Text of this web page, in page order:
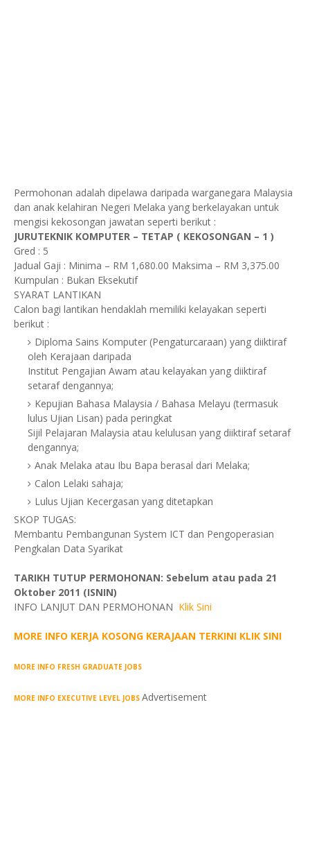
Permohonan adalah dipelawa daripada warganegara Malaysia
dan anak kelahiran Negeri Melaka yang berkelayakan untuk
mengisi kekosongan jawatan seperti berikut :
JURUTEKNIK KOMPUTER – TETAP ( KEKOSONGAN – 1 )
Gred : 5
Jadual Gaji : Minima – RM 1,680.00 Maksima – RM 3,375.00
Kumpulan : Bukan Eksekutif
SYARAT LANTIKAN
Calon bagi lantikan hendaklah memiliki kelayakan seperti
berikut :
Diploma Sains Komputer (Pengaturcaraan) yang diiktiraf
oleh Kerajaan daripada
Institut Pengajian Awam atau kelayakan yang diiktiraf
setaraf dengannya;
Kepujian Bahasa Malaysia / Bahasa Melayu (termasuk
lulus Ujian Lisan) pada peringkat
Sijil Pelajaran Malaysia atau kelulusan yang diiktiraf setaraf
dengannya;
Anak Melaka atau Ibu Bapa berasal dari Melaka;
Calon Lelaki sahaja;
Lulus Ujian Kecergasan yang ditetapkan
SKOP TUGAS:
Membantu Pembangunan System ICT dan Pengoperasian
Pengkalan Data Syarikat
TARIKH TUTUP PERMOHONAN: Sebelum atau pada 21
Oktober 2011 (ISNIN)
INFO LANJUT DAN PERMOHONAN Klik Sini
MORE INFO KERJA KOSONG KERAJAAN TERKINI KLIK SINI
MORE INFO FRESH GRADUATE JOBS
MORE INFO EXECUTIVE LEVEL JOBS Advertisement